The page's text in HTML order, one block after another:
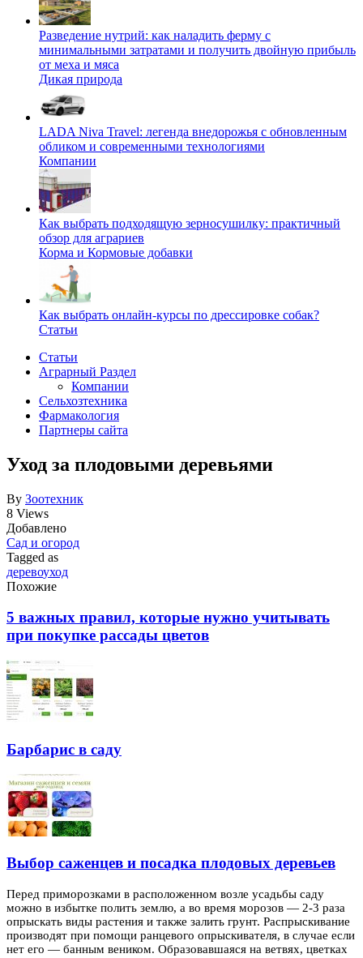
Разведение нутрий: как наладить ферму с
минимальными затратами и получить двойную прибыль
от меха и мяса
Дикая природа
LADA Niva Travel: легенда внедорожья с обновленным
обликом и современными технологиями
Компании
Как выбрать подходящую зерносушилку: практичный
обзор для аграриев
Корма и Кормовые добавки
Как выбрать онлайн-курсы по дрессировке собак?
Статьи
Статьи
Аграрный Раздел
Компании
Сельхозтехника
Фармакология
Партнеры сайта
Уход за плодовыми деревьями
By Зоотехник
8 Views
Добавлено
Сад и огород
Tagged as
деревоуход
Похожие
5 важных правил, которые нужно учитывать
при покупке рассады цветов
Барбарис в саду
Выбор саженцев и посадка плодовых деревьев
Перед приморозками в расположенном возле усадьбы саду
можно в избытке полить землю, а во время морозов — 2-3 раза
опрыскать виды растения и также залить грунт. Распрыскивание
производят при помощи ранцевого опрыскивателя, в случае если
нет его — банным веником. Образовавшаяся на ветвях, цветках